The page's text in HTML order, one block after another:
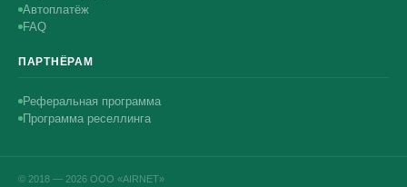
Автоплатёж
FAQ
ПАРТНЁРАМ
Реферальная программа
Программа реселлинга
© 2018 — 2026 ООО «AIRNET»